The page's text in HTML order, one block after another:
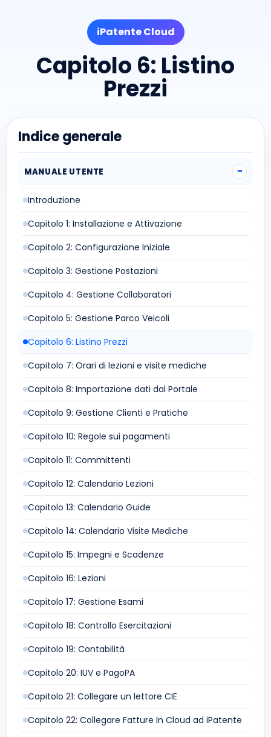
iPatente Cloud
Capitolo 6: Listino
Prezzi
Indice generale
MANUALE UTENTE
Introduzione
Capitolo 1: Installazione e Attivazione
Capitolo 2: Configurazione Iniziale
Capitolo 3: Gestione Postazioni
Capitolo 4: Gestione Collaboratori
Capitolo 5: Gestione Parco Veicoli
Capitolo 6: Listino Prezzi
Capitolo 7: Orari di lezioni e visite mediche
Capitolo 8: Importazione dati dal Portale
Capitolo 9: Gestione Clienti e Pratiche
Capitolo 10: Regole sui pagamenti
Capitolo 11: Committenti
Capitolo 12: Calendario Lezioni
Capitolo 13: Calendario Guide
Capitolo 14: Calendario Visite Mediche
Capitolo 15: Impegni e Scadenze
Capitolo 16: Lezioni
Capitolo 17: Gestione Esami
Capitolo 18: Controllo Esercitazioni
Capitolo 19: Contabilità
Capitolo 20: IUV e PagoPA
Capitolo 21: Collegare un lettore CIE
Capitolo 22: Collegare Fatture In Cloud ad iPatente